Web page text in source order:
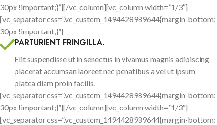
30px !important;}”][/vc_column][vc_column width=”1/3″]
[vc_separator css=”.vc_custom_1494428989644{margin-bottom:
30px !important;}”]
PARTURIENT FRINGILLA.
Elit suspendisse ut in senectus in vivamus magnis adipiscing
placerat accumsan laoreet nec penatibus a vel ut ipsum
platea diam proin facilis.
[vc_separator css=”.vc_custom_1494428989644{margin-bottom:
30px !important;}”][/vc_column][vc_column width=”1/3″]
[vc_separator css=”.vc_custom_1494428989644{margin-bottom: